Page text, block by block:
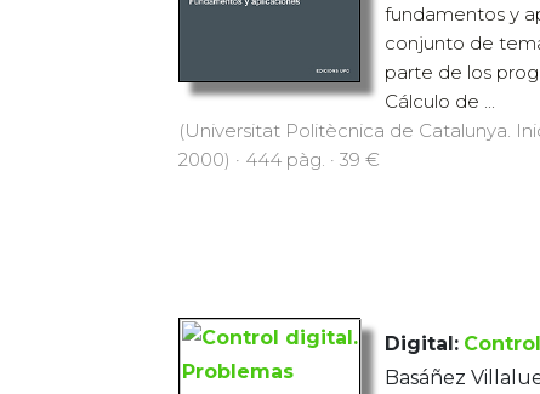
fundamentos y
conjunto de
parte de los
Cálculo de ...
(Universitat Politècnica de Catalunya.
2000) · 444 pàg. · 39 €
Digital:
Basáñez